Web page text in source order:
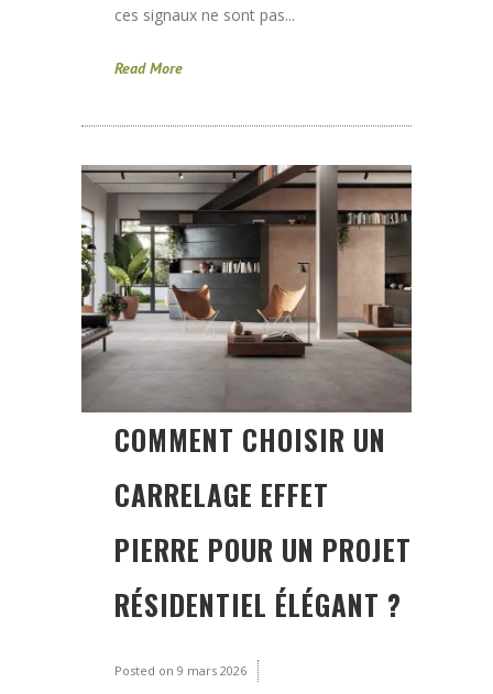
ces signaux ne sont pas...
Read More
COMMENT CHOISIR UN
CARRELAGE EFFET
PIERRE POUR UN PROJET
RÉSIDENTIEL ÉLÉGANT ?
Posted on 9 mars 2026